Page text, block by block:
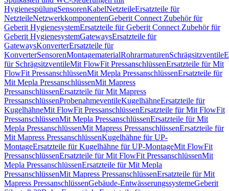
HygienespülungSensorenKabelNetzteileErsatzteile für
NetzteileNetzwerkkomponentenGeberit Connect Zubehör für
Geberit HygienesystemErsatzteile für Geberit Connect Zubehör für
Geberit HygienesystemGatewaysErsatzteile für
GatewaysKonverterErsatzteile für
KonverterSensorenMontagematerialRohrarmaturenSchrägsitzventile
für SchrägsitzventileMit FlowFit PressanschlüssenErsatzteile für Mit
FlowFit PressanschlüssenMit Mepla PressanschlüssenErsatzteile für
Mit Mepla PressanschlüssenMit Mapress
PressanschlüssenErsatzteile für Mit Mapress
PressanschlüssenProbenahmeventileKugelhähneErsatzteile für
KugelhähneMit FlowFit PressanschlüssenErsatzteile für Mit FlowFit
PressanschlüssenMit Mepla PressanschlüssenErsatzteile für Mit
Mepla PressanschlüssenMit Mapress PressanschlüssenErsatzteile für
Mit Mapress PressanschlüssenKugelhähne für UP-
MontageErsatzteile für Kugelhähne für UP-MontageMit FlowFit
PressanschlüssenErsatzteile für Mit FlowFit PressanschlüssenMit
Mepla PressanschlüssenErsatzteile für Mit Mepla
PressanschlüssenMit Mapress PressanschlüssenErsatzteile für Mit
Mapress PressanschlüssenGebäude-EntwässerungssystemeGeberit